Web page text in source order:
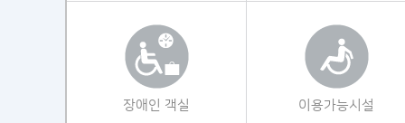
장애인 객실 이용가능시설